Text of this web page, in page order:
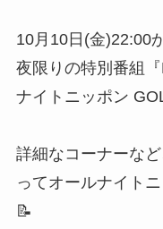
10月10日(金)22:00
夜限りの特別番組
ナイトニッポン
詳細なコーナーな
ってオールナイト
📝